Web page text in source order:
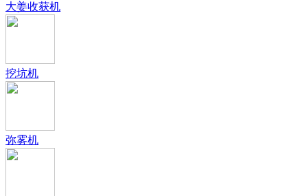
大姜收获机
挖坑机
弥雾机